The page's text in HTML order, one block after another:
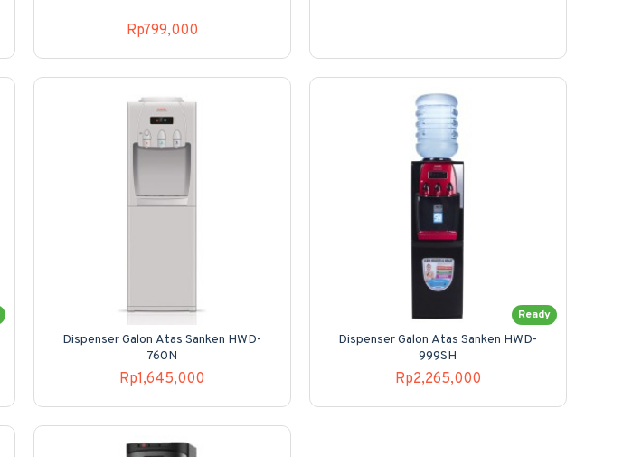
Rp799,000
Dispenser Galon Atas Sanken HWD-
760N
Rp1,645,000
Ready
Dispenser Galon Atas Sanken HWD-
999SH
Rp2,265,000